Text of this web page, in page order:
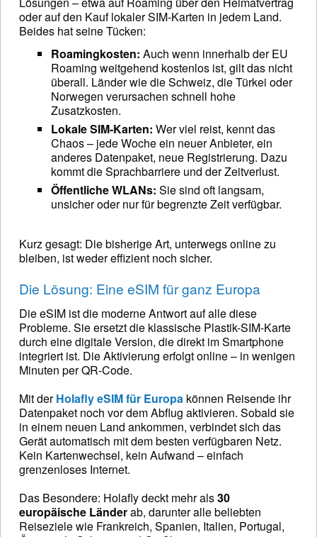
oder auf den Kauf lokaler SIM-Karten in jedem Land.
Beides hat seine Tücken:
Roamingkosten: Auch wenn innerhalb der EU
Roaming weitgehend kostenlos ist, gilt das nicht
überall. Länder wie die Schweiz, die Türkei oder
Norwegen verursachen schnell hohe
Zusatzkosten.
Lokale SIM-Karten: Wer viel reist, kennt das
Chaos – jede Woche ein neuer Anbieter, ein
anderes Datenpaket, neue Registrierung. Dazu
kommt die Sprachbarriere und der Zeitverlust.
Öffentliche WLANs: Sie sind oft langsam,
unsicher oder nur für begrenzte Zeit verfügbar.
Kurz gesagt: Die bisherige Art, unterwegs online zu
bleiben, ist weder effizient noch sicher.
Die Lösung: Eine eSIM für ganz Europa
Die eSIM ist die moderne Antwort auf alle diese
Probleme. Sie ersetzt die klassische Plastik-SIM-Karte
durch eine digitale Version, die direkt im Smartphone
integriert ist. Die Aktivierung erfolgt online – in wenigen
Minuten per QR-Code.
Mit derHolafly eSIM für Europa können Reisende ihr
Datenpaket noch vor dem Abflug aktivieren. Sobald sie
in einem neuen Land ankommen, verbindet sich das
Gerät automatisch mit dem besten verfügbaren Netz.
Kein Kartenwechsel, kein Aufwand – einfach
grenzenloses Internet.
Das Besondere: Holafly deckt mehr als30
europäische Länderab, darunter alle beliebten
Reiseziele wie Frankreich, Spanien, Italien, Portugal,